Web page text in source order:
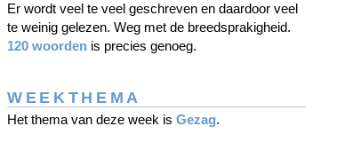
Er wordt veel te veel geschreven en daardoor veel
te weinig gelezen. Weg met de breedsprakigheid.
120 woorden is precies genoeg.
WEEKTHEMA
Het thema van deze week is Gezag.